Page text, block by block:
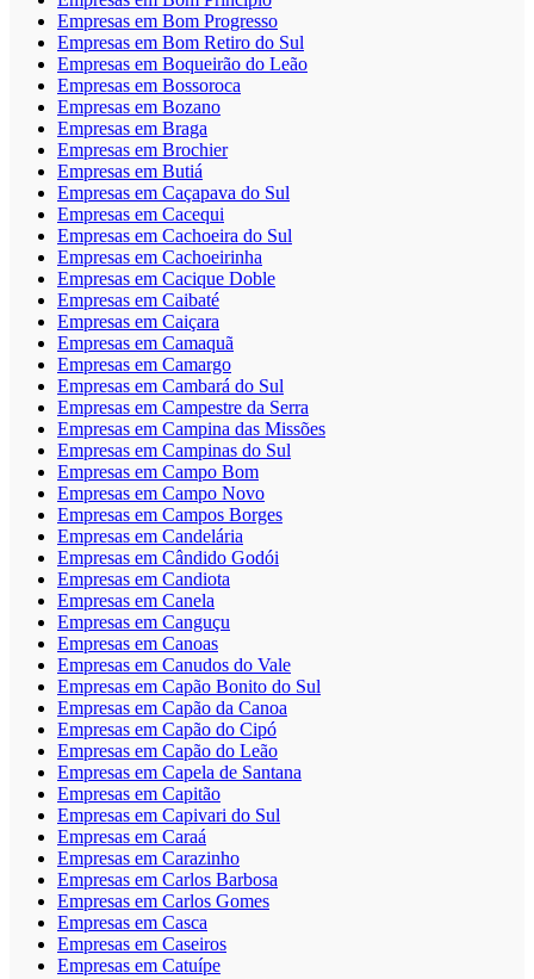
Empresas em Bom Progresso
Empresas em Bom Retiro do Sul
Empresas em Boqueirão do Leão
Empresas em Bossoroca
Empresas em Bozano
Empresas em Braga
Empresas em Brochier
Empresas em Butiá
Empresas em Caçapava do Sul
Empresas em Cacequi
Empresas em Cachoeira do Sul
Empresas em Cachoeirinha
Empresas em Cacique Doble
Empresas em Caibaté
Empresas em Caiçara
Empresas em Camaquã
Empresas em Camargo
Empresas em Cambará do Sul
Empresas em Campestre da Serra
Empresas em Campina das Missões
Empresas em Campinas do Sul
Empresas em Campo Bom
Empresas em Campo Novo
Empresas em Campos Borges
Empresas em Candelária
Empresas em Cândido Godói
Empresas em Candiota
Empresas em Canela
Empresas em Canguçu
Empresas em Canoas
Empresas em Canudos do Vale
Empresas em Capão Bonito do Sul
Empresas em Capão da Canoa
Empresas em Capão do Cipó
Empresas em Capão do Leão
Empresas em Capela de Santana
Empresas em Capitão
Empresas em Capivari do Sul
Empresas em Caraá
Empresas em Carazinho
Empresas em Carlos Barbosa
Empresas em Carlos Gomes
Empresas em Casca
Empresas em Caseiros
Empresas em Catuípe